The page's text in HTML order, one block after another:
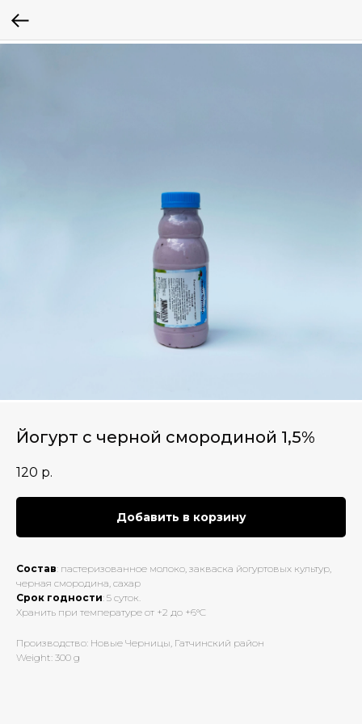
Йогурт с черной смородиной 1,5%
120 р.
Добавить в корзину
Состав: пастеризованное молоко, закваска йогуртовых культур,
черная смородина, сахар
Срок годности: 5 суток.
Хранить при температуре от +2 до +6°С
Производство: Новые Черницы, Гатчинский район
Weight: 300 g